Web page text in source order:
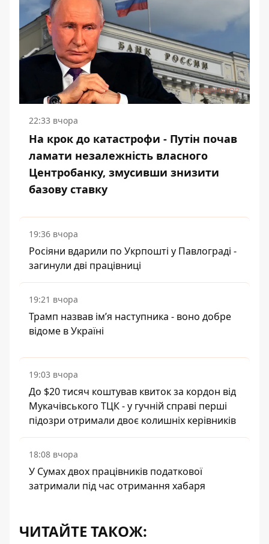
22:33 вчора
На крок до катастрофи - Путін почав
ламати незалежність власного
Центробанку, змусивши знизити
базову ставку
19:36 вчора
Росіяни вдарили по Укрпошті у Павлограді -
загинули дві працівниці
19:21 вчора
Трамп назвав імʼя наступника - воно добре
відоме в Україні
19:03 вчора
До $20 тисяч коштував квиток за кордон від
Мукачівського ТЦК - у гучній справі перші
підозри отримали двоє колишніх керівників
18:08 вчора
У Сумах двох працівників податкової
затримали під час отримання хабаря
ЧИТАЙТЕ ТАКОЖ: